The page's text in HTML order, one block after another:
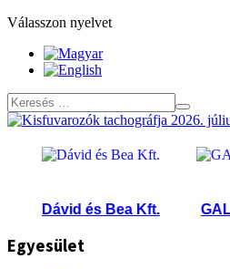
Válasszon nyelvet
Dávid és Bea Kft.
Egyesület